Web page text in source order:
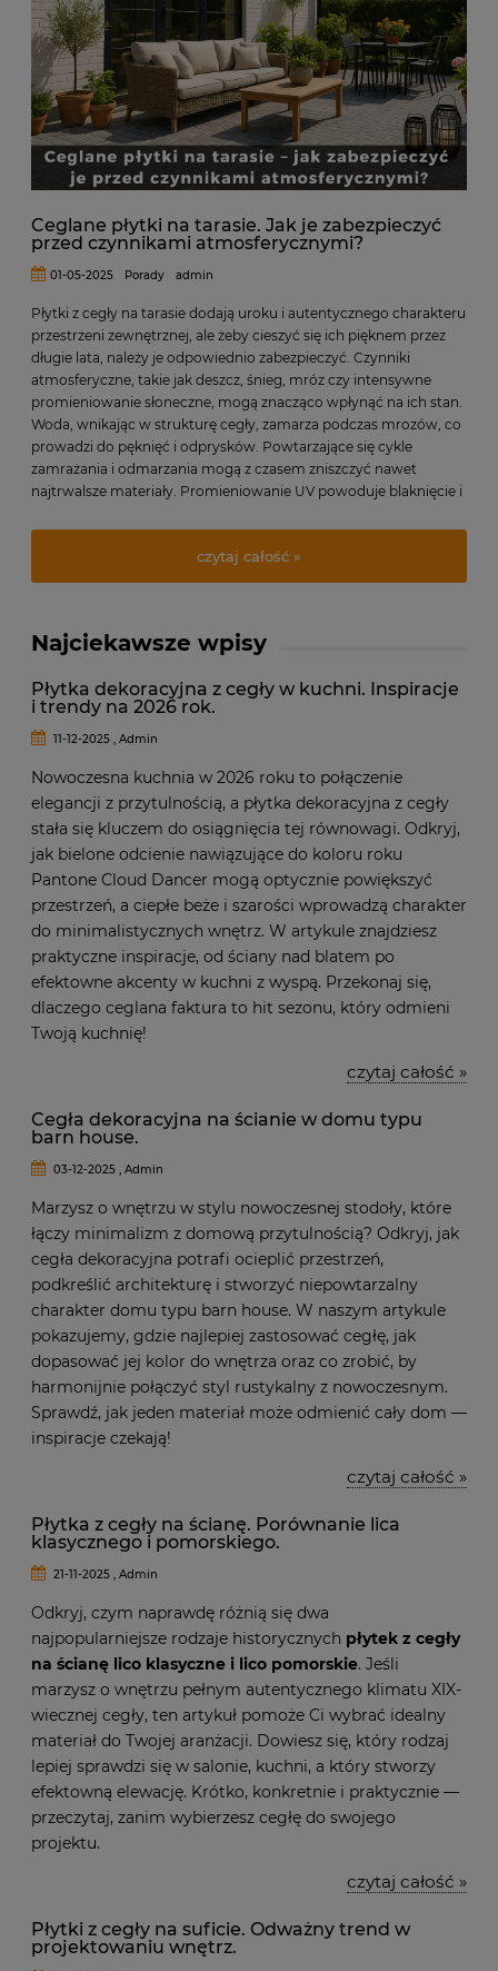
Ceglane płytki na tarasie. Jak je zabezpieczyć
przed czynnikami atmosferycznymi?
01-05-2025 Porady admin
Płytki z cegły na tarasie dodają uroku i autentycznego charakteru
przestrzeni zewnętrznej, ale żeby cieszyć się ich pięknem przez
długie lata, należy je odpowiednio zabezpieczyć. Czynniki
atmosferyczne, takie jak deszcz, śnieg, mróz czy intensywne
promieniowanie słoneczne, mogą znacząco wpłynąć na ich stan.
Woda, wnikając w strukturę cegły, zamarza podczas mrozów, co
prowadzi do pęknięć i odprysków. Powtarzające się cykle
zamrażania i odmarzania mogą z czasem zniszczyć nawet
najtrwalsze materiały. Promieniowanie UV powoduje blaknięcie i
czytaj całość »
Najciekawsze wpisy
Płytka dekoracyjna z cegły w kuchni. Inspiracje
i trendy na 2026 rok.
11-12-2025 , Admin
Nowoczesna kuchnia w 2026 roku to połączenie
elegancji z przytulnością, a płytka dekoracyjna z cegły
stała się kluczem do osiągnięcia tej równowagi. Odkryj,
jak bielone odcienie nawiązujące do koloru roku
Pantone Cloud Dancer mogą optycznie powiększyć
przestrzeń, a ciepłe beże i szarości wprowadzą charakter
do minimalistycznych wnętrz. W artykule znajdziesz
praktyczne inspiracje, od ściany nad blatem po
efektowne akcenty w kuchni z wyspą. Przekonaj się,
dlaczego ceglana faktura to hit sezonu, który odmieni
Twoją kuchnię!
czytaj całość »
Cegła dekoracyjna na ścianie w domu typu
barn house.
03-12-2025 , Admin
Marzysz o wnętrzu w stylu nowoczesnej stodoły, które
łączy minimalizm z domową przytulnością? Odkryj, jak
cegła dekoracyjna potrafi ocieplić przestrzeń,
podkreślić architekturę i stworzyć niepowtarzalny
charakter domu typu barn house. W naszym artykule
pokazujemy, gdzie najlepiej zastosować cegłę, jak
dopasować jej kolor do wnętrza oraz co zrobić, by
harmonijnie połączyć styl rustykalny z nowoczesnym.
Sprawdź, jak jeden materiał może odmienić cały dom —
inspiracje czekają!
czytaj całość »
Płytka z cegły na ścianę. Porównanie lica
klasycznego i pomorskiego.
21-11-2025 , Admin
Odkryj, czym naprawdę różnią się dwa
najpopularniejsze rodzaje historycznych płytek z cegły
na ścianę lico klasyczne i lico pomorskie. Jeśli
marzysz o wnętrzu pełnym autentycznego klimatu XIX-
wiecznej cegły, ten artykuł pomoże Ci wybrać idealny
materiał do Twojej aranżacji. Dowiesz się, który rodzaj
lepiej sprawdzi się w salonie, kuchni, a który stworzy
efektowną elewację. Krótko, konkretnie i praktycznie —
przeczytaj, zanim wybierzesz cegłę do swojego
projektu.
czytaj całość »
Płytki z cegły na suficie. Odważny trend w
projektowaniu wnętrz.